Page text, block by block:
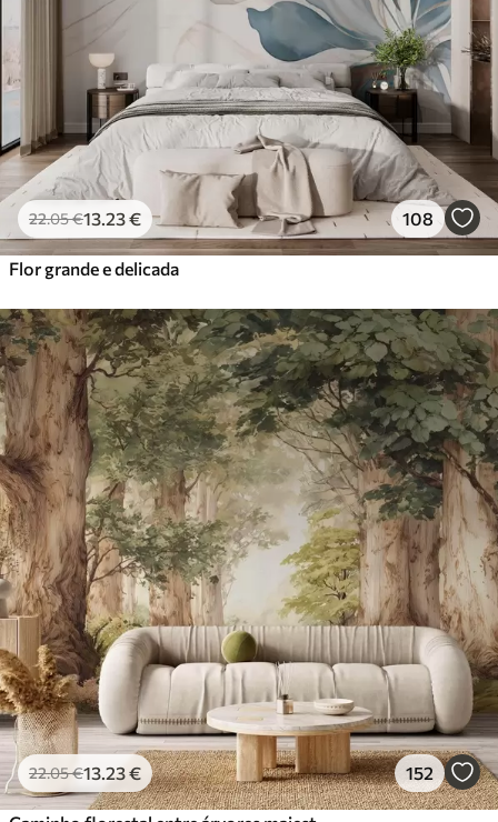
22.05€13 .23€ 108
Flor grande e delicada
22.05€13 .23€ 152